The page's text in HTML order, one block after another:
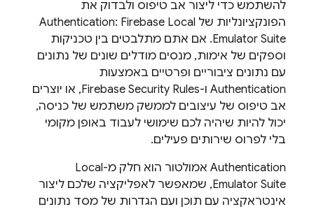
להשתמש כדי ליצור אב טיפוס ולבדוק את
הפונקציונליות של
Authentication: Firebase Local
Emulator Suite. אם אתם מתלבטים בין טכניקות
וספקים של אימות, מנסים מודלים שונים של נתונים
עם נתונים ציבוריים ופרטיים באמצעות
Authentication ו-Firebase Security Rules, או יוצרים
אב טיפוס של עיצובים לממשק משתמש של כניסה,
יכול להיות שיהיה לכם שימושי לעבוד באופן מקומי
בלי לפרוס שירותים פעילים.
Authentication אמולטור הוא חלק מ-Local
Emulator Suite, שמאפשר לאפליקציה שלכם ליצור
אינטראקציה עם תוכן ועם הגדרות של מסד נתונים